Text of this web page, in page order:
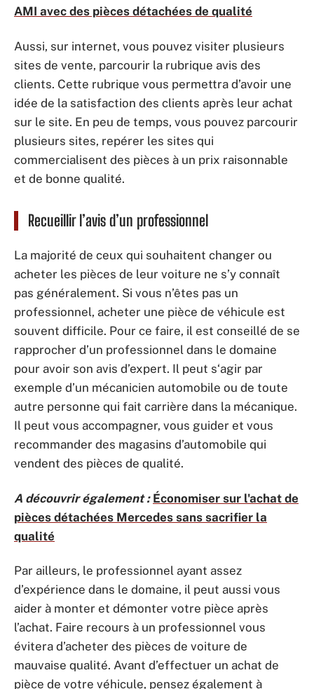
AMI avec des pièces détachées de qualité
Aussi, sur internet, vous pouvez visiter plusieurs
sites de vente, parcourir la rubrique avis des
clients. Cette rubrique vous permettra d’avoir une
idée de la satisfaction des clients après leur achat
sur le site. En peu de temps, vous pouvez parcourir
plusieurs sites, repérer les sites qui
commercialisent des pièces à un prix raisonnable
et de bonne qualité.
Recueillir l’avis d’un professionnel
La majorité de ceux qui souhaitent changer ou
acheter les pièces de leur voiture ne s’y connaît
pas généralement. Si vous n’êtes pas un
professionnel, acheter une pièce de véhicule est
souvent difficile. Pour ce faire, il est conseillé de se
rapprocher d’un professionnel dans le domaine
pour avoir son avis d’expert. Il peut s‘agir par
exemple d’un mécanicien automobile ou de toute
autre personne qui fait carrière dans la mécanique.
Il peut vous accompagner, vous guider et vous
recommander des magasins d’automobile qui
vendent des pièces de qualité.
A découvrir également : Économiser sur l'achat de
pièces détachées Mercedes sans sacrifier la
qualité
Par ailleurs, le professionnel ayant assez
d’expérience dans le domaine, il peut aussi vous
aider à monter et démonter votre pièce après
l’achat. Faire recours à un professionnel vous
évitera d’acheter des pièces de voiture de
mauvaise qualité. Avant d’effectuer un achat de
pièce de votre véhicule, pensez également à